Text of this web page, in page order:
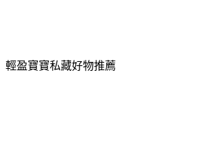
輕盈寶寶私藏好物推薦